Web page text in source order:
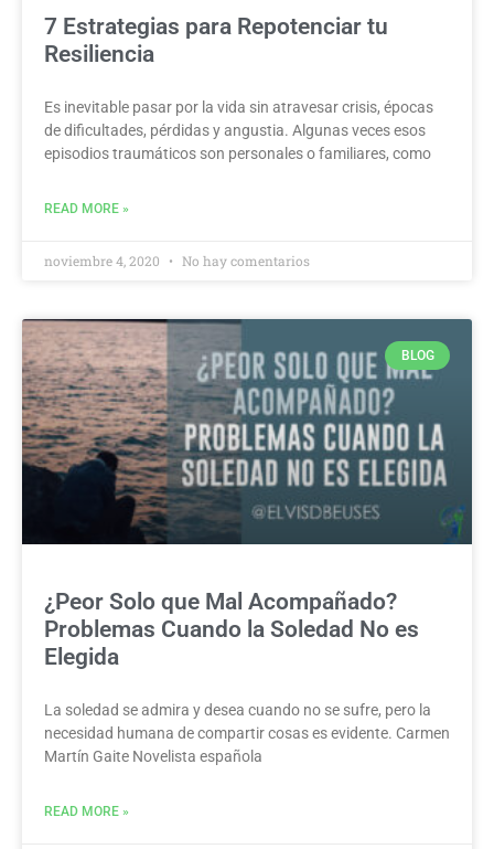
7 Estrategias para Repotenciar tu
Resiliencia
Es inevitable pasar por la vida sin atravesar crisis, épocas
de dificultades, pérdidas y angustia. Algunas veces esos
episodios traumáticos son personales o familiares, como
READ MORE »
noviembre 4, 2020 No hay comentarios
BLOG
¿Peor Solo que Mal Acompañado?
Problemas Cuando la Soledad No es
Elegida
La soledad se admira y desea cuando no se sufre, pero la
necesidad humana de compartir cosas es evidente. Carmen
Martín Gaite Novelista española
READ MORE »